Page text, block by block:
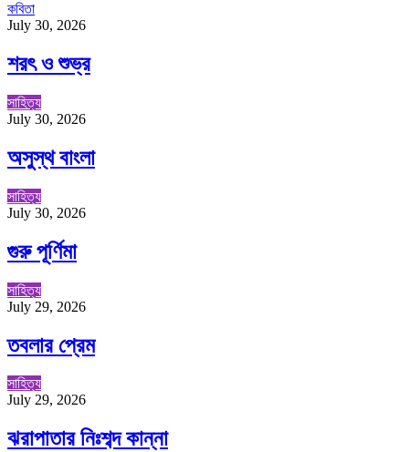
কবিতা
July 30, 2026
শরৎ ও শুভ্র
সাহিত্য
July 30, 2026
অসুস্থ বাংলা
সাহিত্য
July 30, 2026
গুরু পূর্ণিমা
সাহিত্য
July 29, 2026
তবলার প্রেম
সাহিত্য
July 29, 2026
ঝরাপাতার নিঃশব্দ কান্না